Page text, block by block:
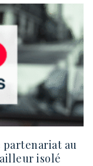
partenariat au
isolé